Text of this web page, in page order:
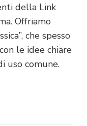
della Link
Offriamo
che spesso
le idee chiare
uso comune.